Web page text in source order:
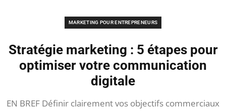
MARKETING POUR ENTREPRENEURS
Stratégie marketing : 5 étapes pour
optimiser votre communication
digitale
EN BREF Définir clairement vos objectifs commerciaux